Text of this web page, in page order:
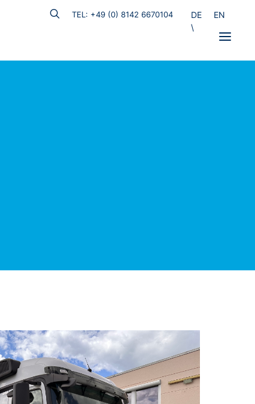
DE EN
TEL: +49 (0) 8142 6670104